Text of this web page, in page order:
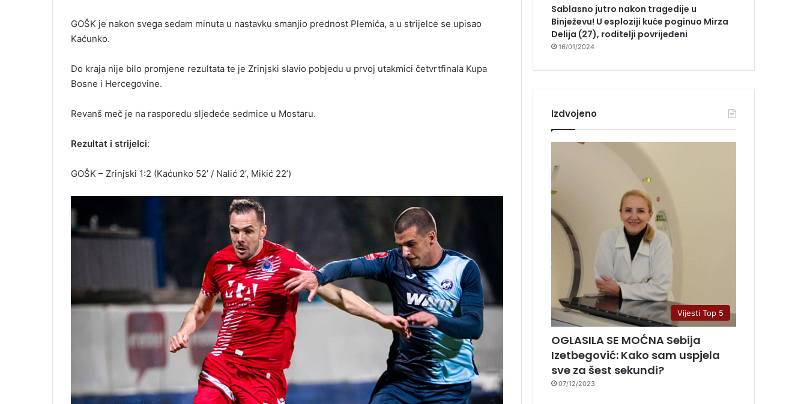
GOŠK je nakon svega sedam minuta u nastavku smanjio prednost Plemića, a u strijelce se upisao
Kaćunko.
Do kraja nije bilo promjene rezultata te je Zrinjski slavio pobjedu u prvoj utakmici četvrtfinala Kupa
Bosne i Hercegovine.
Revanš meč je na rasporedu sljedeće sedmice u Mostaru.
Rezultat i strijelci:
GOŠK – Zrinjski 1:2 (Kaćunko 52’ / Nalić 2’, Mikić 22’)
Sablasno jutro nakon tragedije u
Binježevu! U esploziji kuće poginuo Mirza
Delija (27), roditelji povrijeđeni
16/01/2024
Izdvojeno
Vijesti Top 5
OGLASILA SE MOĆNA Sebija
Izetbegović: Kako sam uspjela
sve za šest sekundi?
07/12/2023